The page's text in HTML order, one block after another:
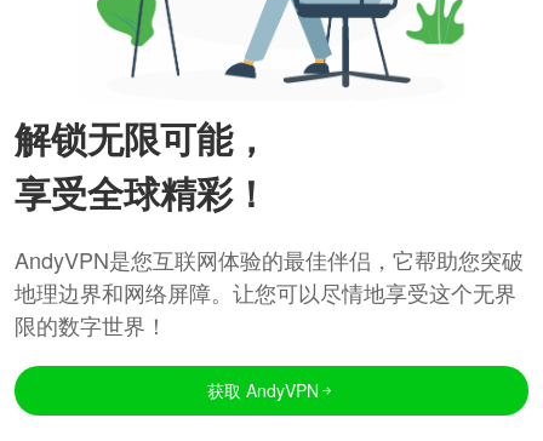
解锁无限可能，
享受全球精彩！
AndyVPN是您互联网体验的最佳伴侣，它帮助您突破
地理边界和网络屏障。让您可以尽情地享受这个无界
限的数字世界！
获取 AndyVPN